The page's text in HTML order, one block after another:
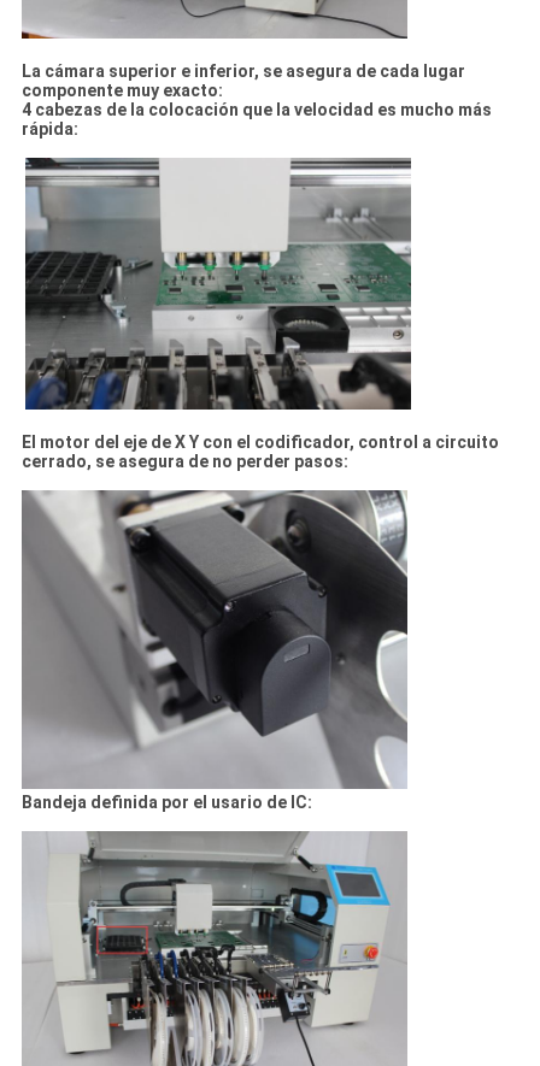
La cámara superior e inferior, se asegura de cada lugar
componente muy exacto:
4 cabezas de la colocación que la velocidad es mucho más
rápida:
El motor del eje de X Y con el codificador, control a circuito
cerrado, se asegura de no perder pasos:
Bandeja definida por el usario de IC: